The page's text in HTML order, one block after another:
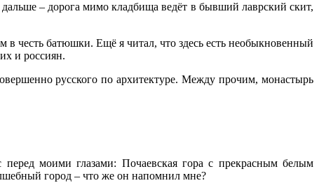
– дорога мимо кладбища ведёт в бывший лаврский скит,
честь батюшки. Ещё я читал, что здесь есть необыкновенный
и россиян.
русского по архитектуре. Между прочим, монастырь
моими глазами: Почаевская гора с прекрасным белым
город – что же он напомнил мне?